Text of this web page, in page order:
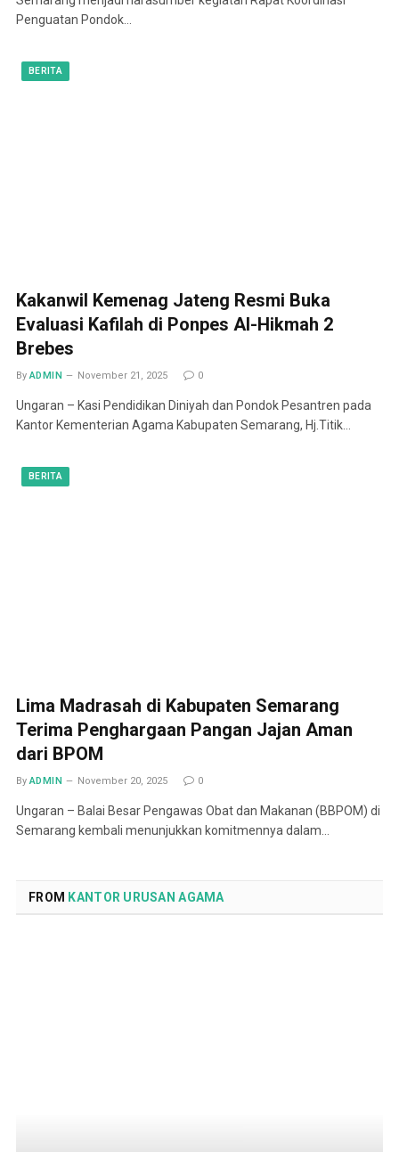
Penguatan Pondok…
BERITA
Kakanwil Kemenag Jateng Resmi Buka
Evaluasi Kafilah di Ponpes Al-Hikmah 2
Brebes
By ADMIN November 21, 2025 0
Ungaran – Kasi Pendidikan Diniyah dan Pondok Pesantren pada
Kantor Kementerian Agama Kabupaten Semarang, Hj.Titik…
BERITA
Lima Madrasah di Kabupaten Semarang
Terima Penghargaan Pangan Jajan Aman
dari BPOM
By ADMIN November 20, 2025 0
Ungaran – Balai Besar Pengawas Obat dan Makanan (BBPOM) di
Semarang kembali menunjukkan komitmennya dalam…
FROM KANTOR URUSAN AGAMA